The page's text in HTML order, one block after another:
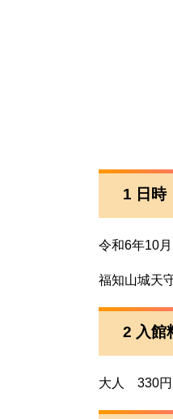
1 日時
令和6年10
福知山城天
2 入館
大人 330